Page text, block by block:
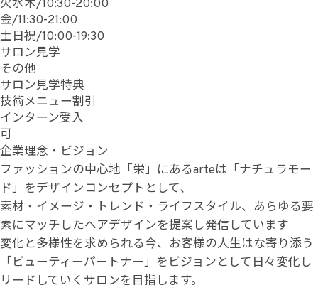
火水木/10:30-20:00
金/11:30-21:00
土日祝/10:00-19:30
サロン見学
その他
サロン見学特典
技術メニュー割引
インターン受入
可
企業理念・ビジョン
ファッションの中心地「栄」にあるarteは「ナチュラモー
ド」をデザインコンセプトとして、
素材・イメージ・トレンド・ライフスタイル、あらゆる要
素にマッチしたヘアデザインを提案し発信しています
変化と多様性を求められる今、お客様の人生はな寄り添う
「ビューティーパートナー」をビジョンとして日々変化し
リードしていくサロンを目指します。